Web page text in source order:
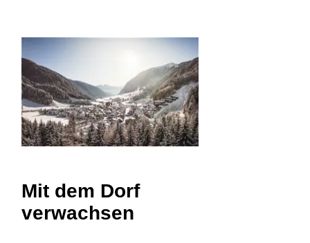
Mit dem Dorf
verwachsen